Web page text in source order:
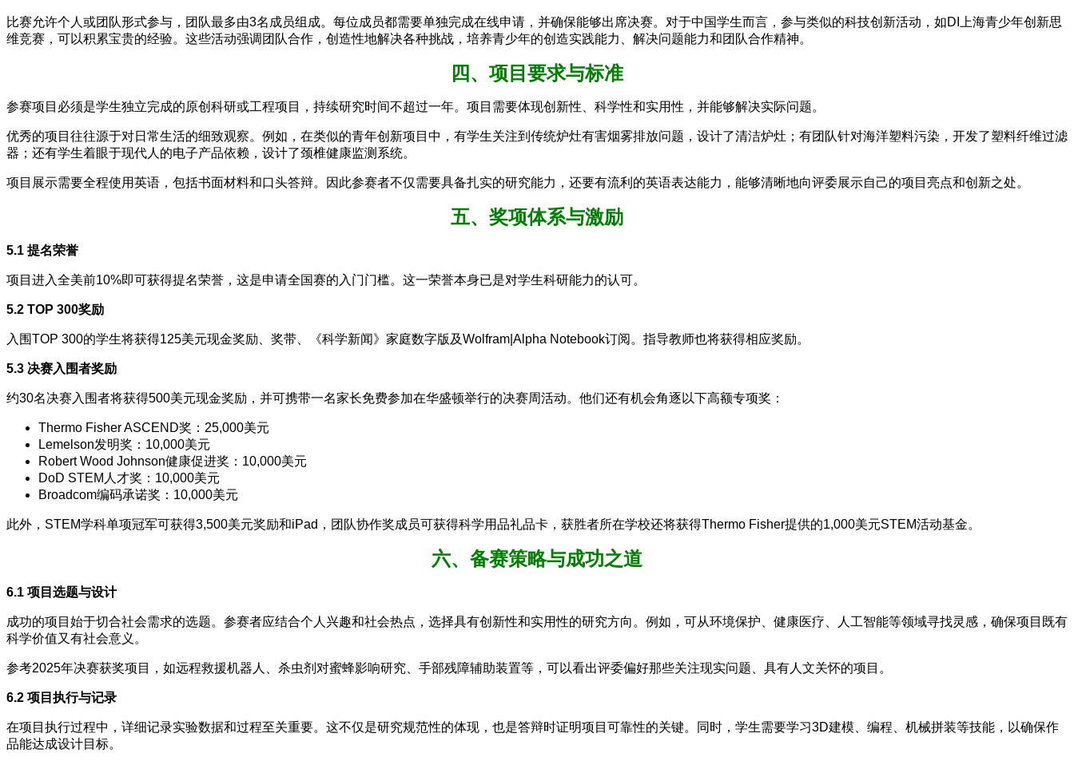
比赛允许个人或团队形式参与，团队最多由3名成员组成。每位成员都需要单独完成在线申请，并确保能够出席决赛。对于中国学生而言，参与类似的科技创新活动，如DI上海青少年创新思
维竞赛，可以积累宝贵的经验。这些活动强调团队合作，创造性地解决各种挑战，培养青少年的创造实践能力、解决问题能力和团队合作精神。
四、项目要求与标准
参赛项目必须是学生独立完成的原创科研或工程项目，持续研究时间不超过一年。项目需要体现创新性、科学性和实用性，并能够解决实际问题。
优秀的项目往往源于对日常生活的细致观察。例如，在类似的青年创新项目中，有学生关注到传统炉灶有害烟雾排放问题，设计了清洁炉灶；有团队针对海洋塑料污染，开发了塑料纤维过滤
器；还有学生着眼于现代人的电子产品依赖，设计了颈椎健康监测系统。
项目展示需要全程使用英语，包括书面材料和口头答辩。因此参赛者不仅需要具备扎实的研究能力，还要有流利的英语表达能力，能够清晰地向评委展示自己的项目亮点和创新之处。
五、奖项体系与激励
5.1 提名荣誉
项目进入全美前10%即可获得提名荣誉，这是申请全国赛的入门门槛。这一荣誉本身已是对学生科研能力的认可。
5.2 TOP 300奖励
入围TOP 300的学生将获得125美元现金奖励、奖带、《科学新闻》家庭数字版及Wolfram|Alpha Notebook订阅。指导教师也将获得相应奖励。
5.3 决赛入围者奖励
约30名决赛入围者将获得500美元现金奖励，并可携带一名家长免费参加在华盛顿举行的决赛周活动。他们还有机会角逐以下高额专项奖：
Thermo Fisher ASCEND奖：25,000美元
Lemelson发明奖：10,000美元
Robert Wood Johnson健康促进奖：10,000美元
DoD STEM人才奖：10,000美元
Broadcom编码承诺奖：10,000美元
此外，STEM学科单项冠军可获得3,500美元奖励和iPad，团队协作奖成员可获得科学用品礼品卡，获胜者所在学校还将获得Thermo Fisher提供的1,000美元STEM活动基金。
六、备赛策略与成功之道
6.1 项目选题与设计
成功的项目始于切合社会需求的选题。参赛者应结合个人兴趣和社会热点，选择具有创新性和实用性的研究方向。例如，可从环境保护、健康医疗、人工智能等领域寻找灵感，确保项目既有
科学价值又有社会意义。
参考2025年决赛获奖项目，如远程救援机器人、杀虫剂对蜜蜂影响研究、手部残障辅助装置等，可以看出评委偏好那些关注现实问题、具有人文关怀的项目。
6.2 项目执行与记录
在项目执行过程中，详细记录实验数据和过程至关重要。这不仅是研究规范性的体现，也是答辩时证明项目可靠性的关键。同时，学生需要学习3D建模、编程、机械拼装等技能，以确保作
品能达成设计目标。